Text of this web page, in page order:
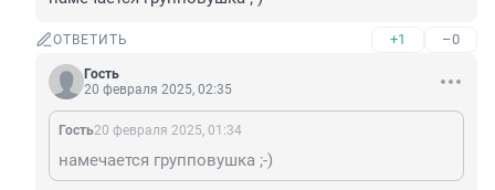
ОТВЕТИТЬ +1 –0
Гость
20 февраля 2025, 02:35
Гость20 февраля 2025, 01:34
намечается групповушка ;-)